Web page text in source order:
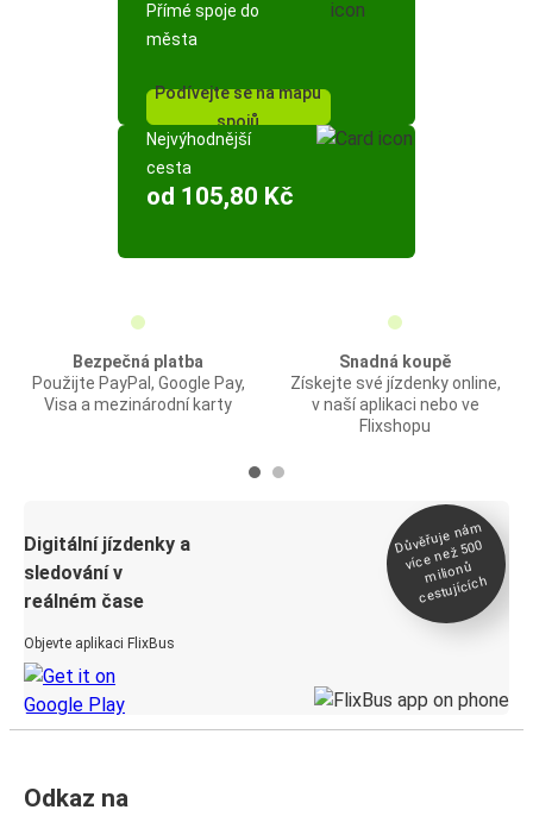
Přímé spoje do
města
Podívejte se na mapu
spojů
Nejvýhodnější
cesta
od 105,80 Kč
Bezpečná platba
Použijte PayPal, Google Pay,
Visa a mezinárodní karty
Snadná koupě
Získejte své jízdenky online,
v naší aplikaci nebo ve
Flixshopu
Digitální jízdenky a
sledování v
reálném čase
Objevte aplikaci FlixBus
Důvěřuje ná
m
více než 500
milionů
cestujících
Odkaz na